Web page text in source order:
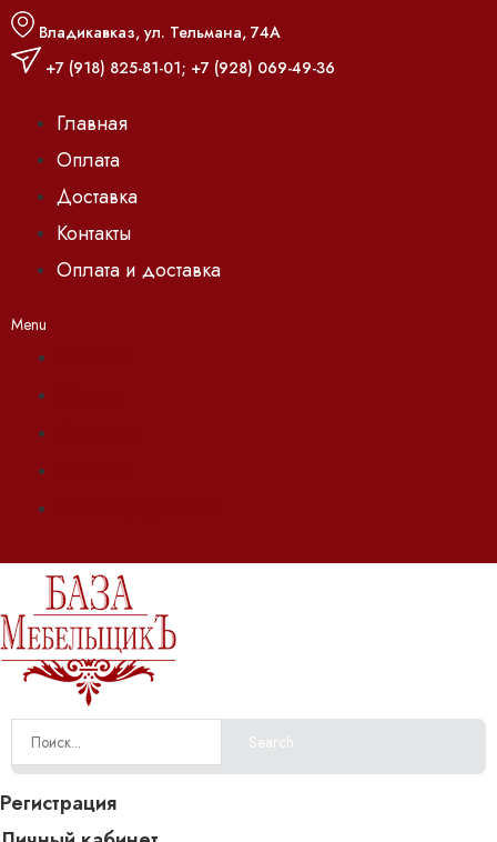
Владикавказ, ул. Тельмана, 74А
+7 (918) 825-81-01; +7 (928) 069-49-36
Главная
Оплата
Доставка
Контакты
Оплата и доставка
Menu
Search
Регистрация